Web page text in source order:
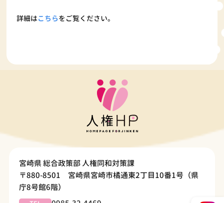
詳細はこちらをご覧ください。
宮崎県 総合政策部 人権同和対策課
〒880-8501 宮崎県宮崎市橘通東2丁目10番1号（県
庁8号館6階）